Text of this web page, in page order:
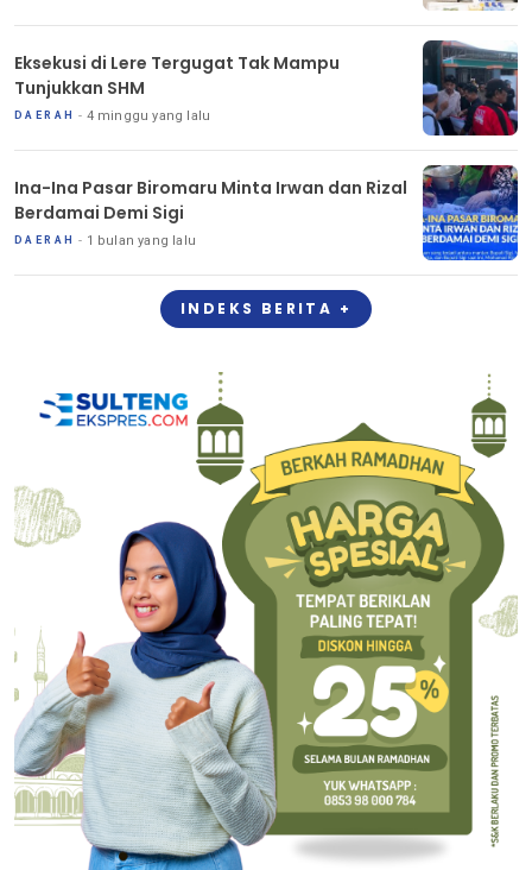
Eksekusi di Lere Tergugat Tak Mampu
Tunjukkan SHM
DAERAH 4 minggu yang lalu
Ina-Ina Pasar Biromaru Minta Irwan dan Rizal
Berdamai Demi Sigi
DAERAH 1 bulan yang lalu
INDEKS BERITA +